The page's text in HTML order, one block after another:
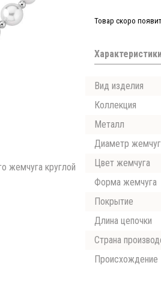
жемчуга круглой
Товар скоро
Характеристики
Вид изделия
Коллекция
Металл
Диаметр
Цвет жемчуга
Форма жемчуга
Покрытие
Длина цепочки
Страна
Происхождение